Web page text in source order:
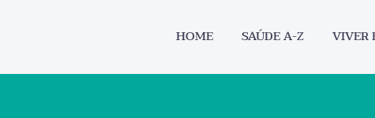
HOME SAÚDE A-Z VIVER